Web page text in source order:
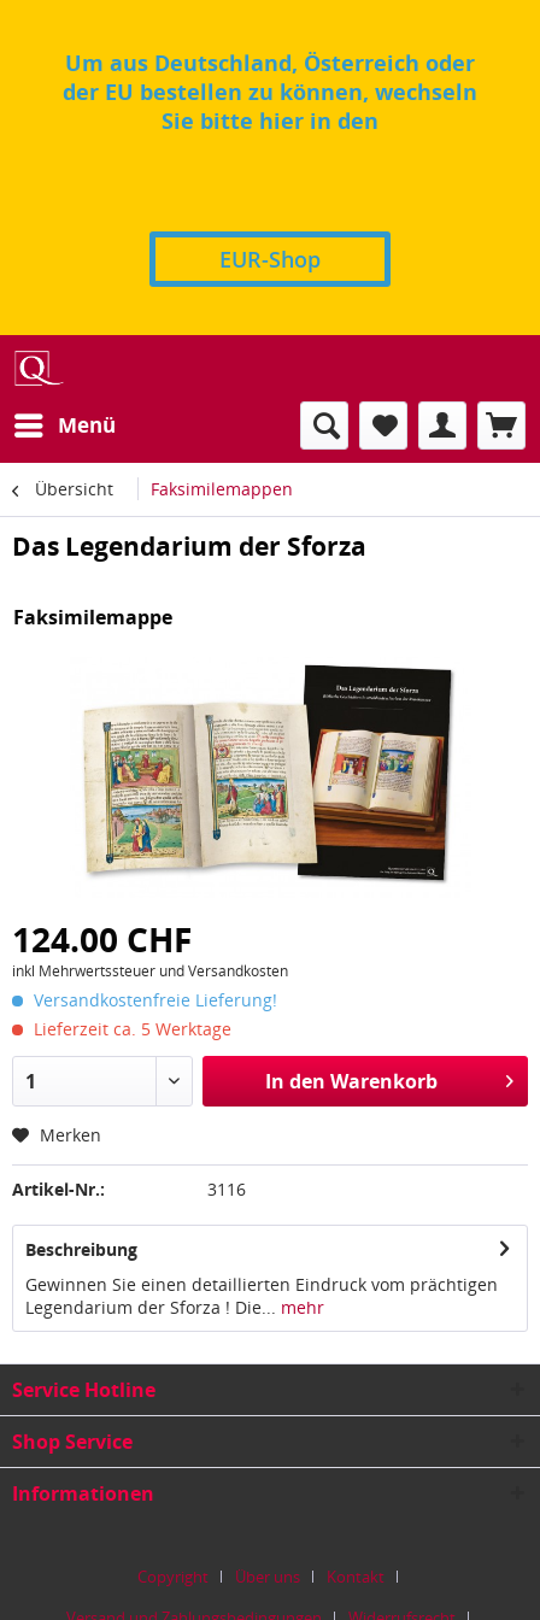
Um aus Deutschland, Österreich oder
der EU bestellen zu können, wechseln
Sie bitte hier in den
EUR-Shop
Menü
Übersicht Faksimilemappen
Das Legendarium der Sforza
Faksimilemappe
124.00 CHF
inkl Mehrwertssteuer und Versandkosten
Versandkostenfreie Lieferung!
Lieferzeit ca. 5 Werktage
In den Warenkorb
Merken
Artikel-Nr.: 3116
Beschreibung
Gewinnen Sie einen detaillierten Eindruck vom prächtigen
Legendarium der Sforza ! Die...
mehr
Service Hotline
Shop Service
Informationen
Copyright Über uns
Kontakt